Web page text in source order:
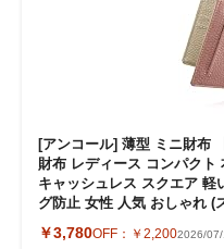
[アンコール] 薄型 ミニ財布
財布 レディース コンパクト
キャッシュレス スクエア 軽
グ防止 女性 人気 おしゃれ (
￥3,780OFF： ￥2,2002026/07/